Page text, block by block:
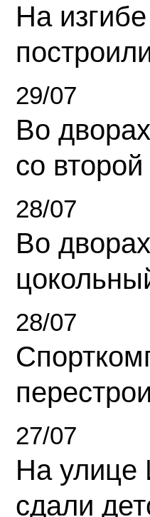
На
29/07
Во
со
28/07
Во
28/07
27/07
На улице
сдали